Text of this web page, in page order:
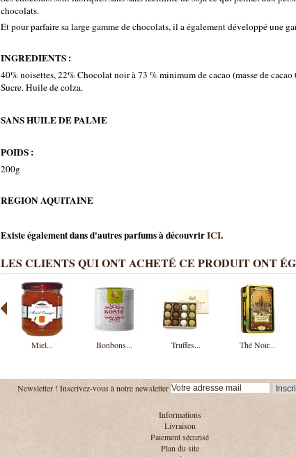
chocolats.
Et pour parfaire sa large gamme de chocolats, il a également développé une
INGREDIENTS :
40% noisettes, 22% Chocolat noir à 73 % minimum de cacao (masse de
Sucre. Huile de colza.
SANS HUILE DE PALME
POIDS :
200g
REGION AQUITAINE
Existe également dans d'autres parfums à découvrirICI.
LES CLIENTS QUI ONT ACHETÉ CE PRODUIT ONT
Miel... Bonbons... Truffes... Thé Noir...
Newsletter ! Inscrivez-vous à notre newsletter
Informations
Livraison
Paiement sécurisé
Plan du site